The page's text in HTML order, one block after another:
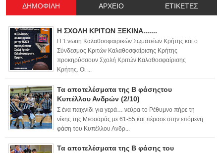
ΔΗΜΟΦΙΛΗ ΑΡΧΕΙΟ ΕΤΙΚΕΤΕΣ
Η ΣΧΟΛΗ ΚΡΙΤΩΝ ΞΕΚΙΝΑ.......
Η Ένωση Καλαθοσφαιρικών Σωματείων Κρήτης και ο
Σύνδεσμος Κριτών Καλαθοσφαίρισης Κρήτης
προκηρύσσουν Σχολή Κριτών Καλαθοσφαίρισης
Κρήτης. Οι ...
Τα αποτελέσματα της Β φάσηςτου
Κυπέλλου Ανδρών (2/10)
Σ ένα παιχνίδι για γερά… νεύρα το Ρέθυμνο πήρε τη
νίκης της Μεσσαράς με 61-55 και πέρασε στην επόμενη
φάση του Κυπέλλου Ανδρ...
Τα αποτελέσματα της Β φάσης του